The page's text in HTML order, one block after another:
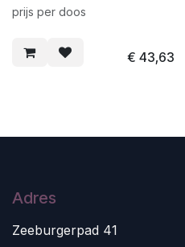
prijs per doos
€ 43,63
Adres
Zeeburgerpad 41